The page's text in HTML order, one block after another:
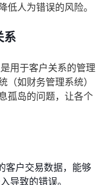
人为错误的风险。
系
用于客户关系的管理
如财务管理系统）
孤岛的问题，让各个
客户交易数据，能够
导致的错误。